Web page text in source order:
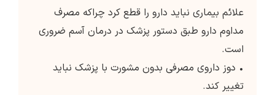
علائم بیماری نباید دارو را قطع کرد چراکه مصرف
مداوم دارو طبق دستور پزشک در درمان آسم ضروری
است.
• دوز داروی مصرفی بدون مشورت با پزشک نباید
تغییر کند.